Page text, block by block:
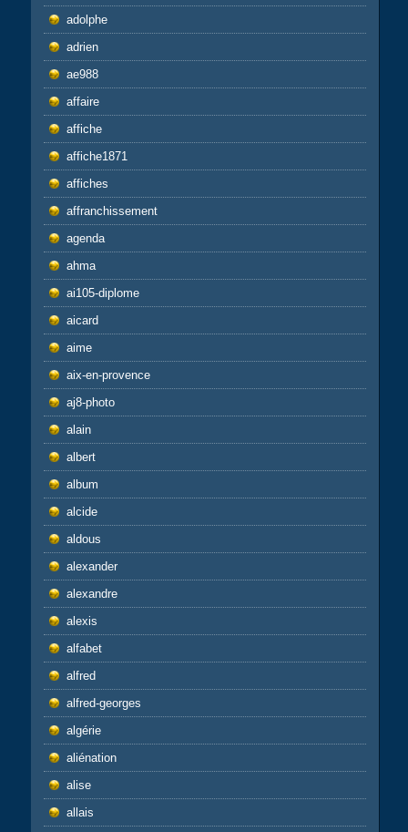
adolphe
adrien
ae988
affaire
affiche
affiche1871
affiches
affranchissement
agenda
ahma
ai105-diplome
aicard
aime
aix-en-provence
aj8-photo
alain
albert
album
alcide
aldous
alexander
alexandre
alexis
alfabet
alfred
alfred-georges
algérie
aliénation
alise
allais